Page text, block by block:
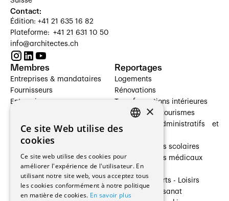
Contact:
Édition: +41 21 635 16 82
Plateforme: +41 21 631 10 50
info@architectes.ch
Membres
Entreprises & mandataires
Fournisseurs
Entreprises
Architectes paysagistes
Architectes d'intérieur
Entreprises générales
Ingénieurs et mandataires
Fabricants / Fournisseurs
Reportages
Logements
Rénovations
Transformations intérieures
Hôtelleries et tourismes
Bâtiments administratifs et
Établissements scolaires
Établissements médicaux
Villas
Cultures - Sports - Loisirs
Industrie - Artisanat
×
Ce site Web utilise des
cookies
Ce site web utilise des cookies pour
améliorer l'expérience de l'utilisateur. En
utilisant notre site web, vous acceptez tous
les cookies conformément à notre politique
en matière de cookies. En savoir plus